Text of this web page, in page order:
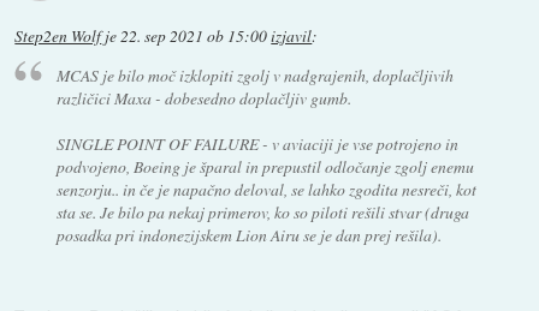
Step2en Wolfje22. sep 2021 ob 15:00izjavil:
MCAS je bilo moč izklopiti zgolj v nadgrajenih, doplačljivih
različici Maxa - dobesedno doplačljiv gumb.
SINGLE POINT OF FAILURE - v aviaciji je vse potrojeno in
podvojeno, Boeing je šparal in prepustil odločanje zgolj enemu
senzorju.. in če je napačno deloval, se lahko zgodita nesreči, kot
sta se. Je bilo pa nekaj primerov, ko so piloti rešili stvar (druga
posadka pri indonezijskem Lion Airu se je dan prej rešila).